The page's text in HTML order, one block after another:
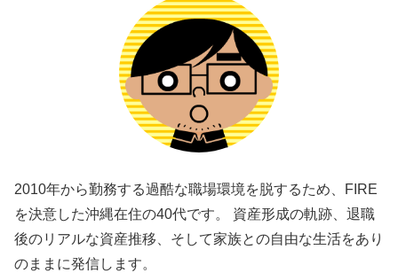
2010年から勤務する過酷な職場環境を脱するため、FIRE
を決意した沖縄在住の40代です。 資産形成の軌跡、退職
後のリアルな資産推移、そして家族との自由な生活をあり
のままに発信します。